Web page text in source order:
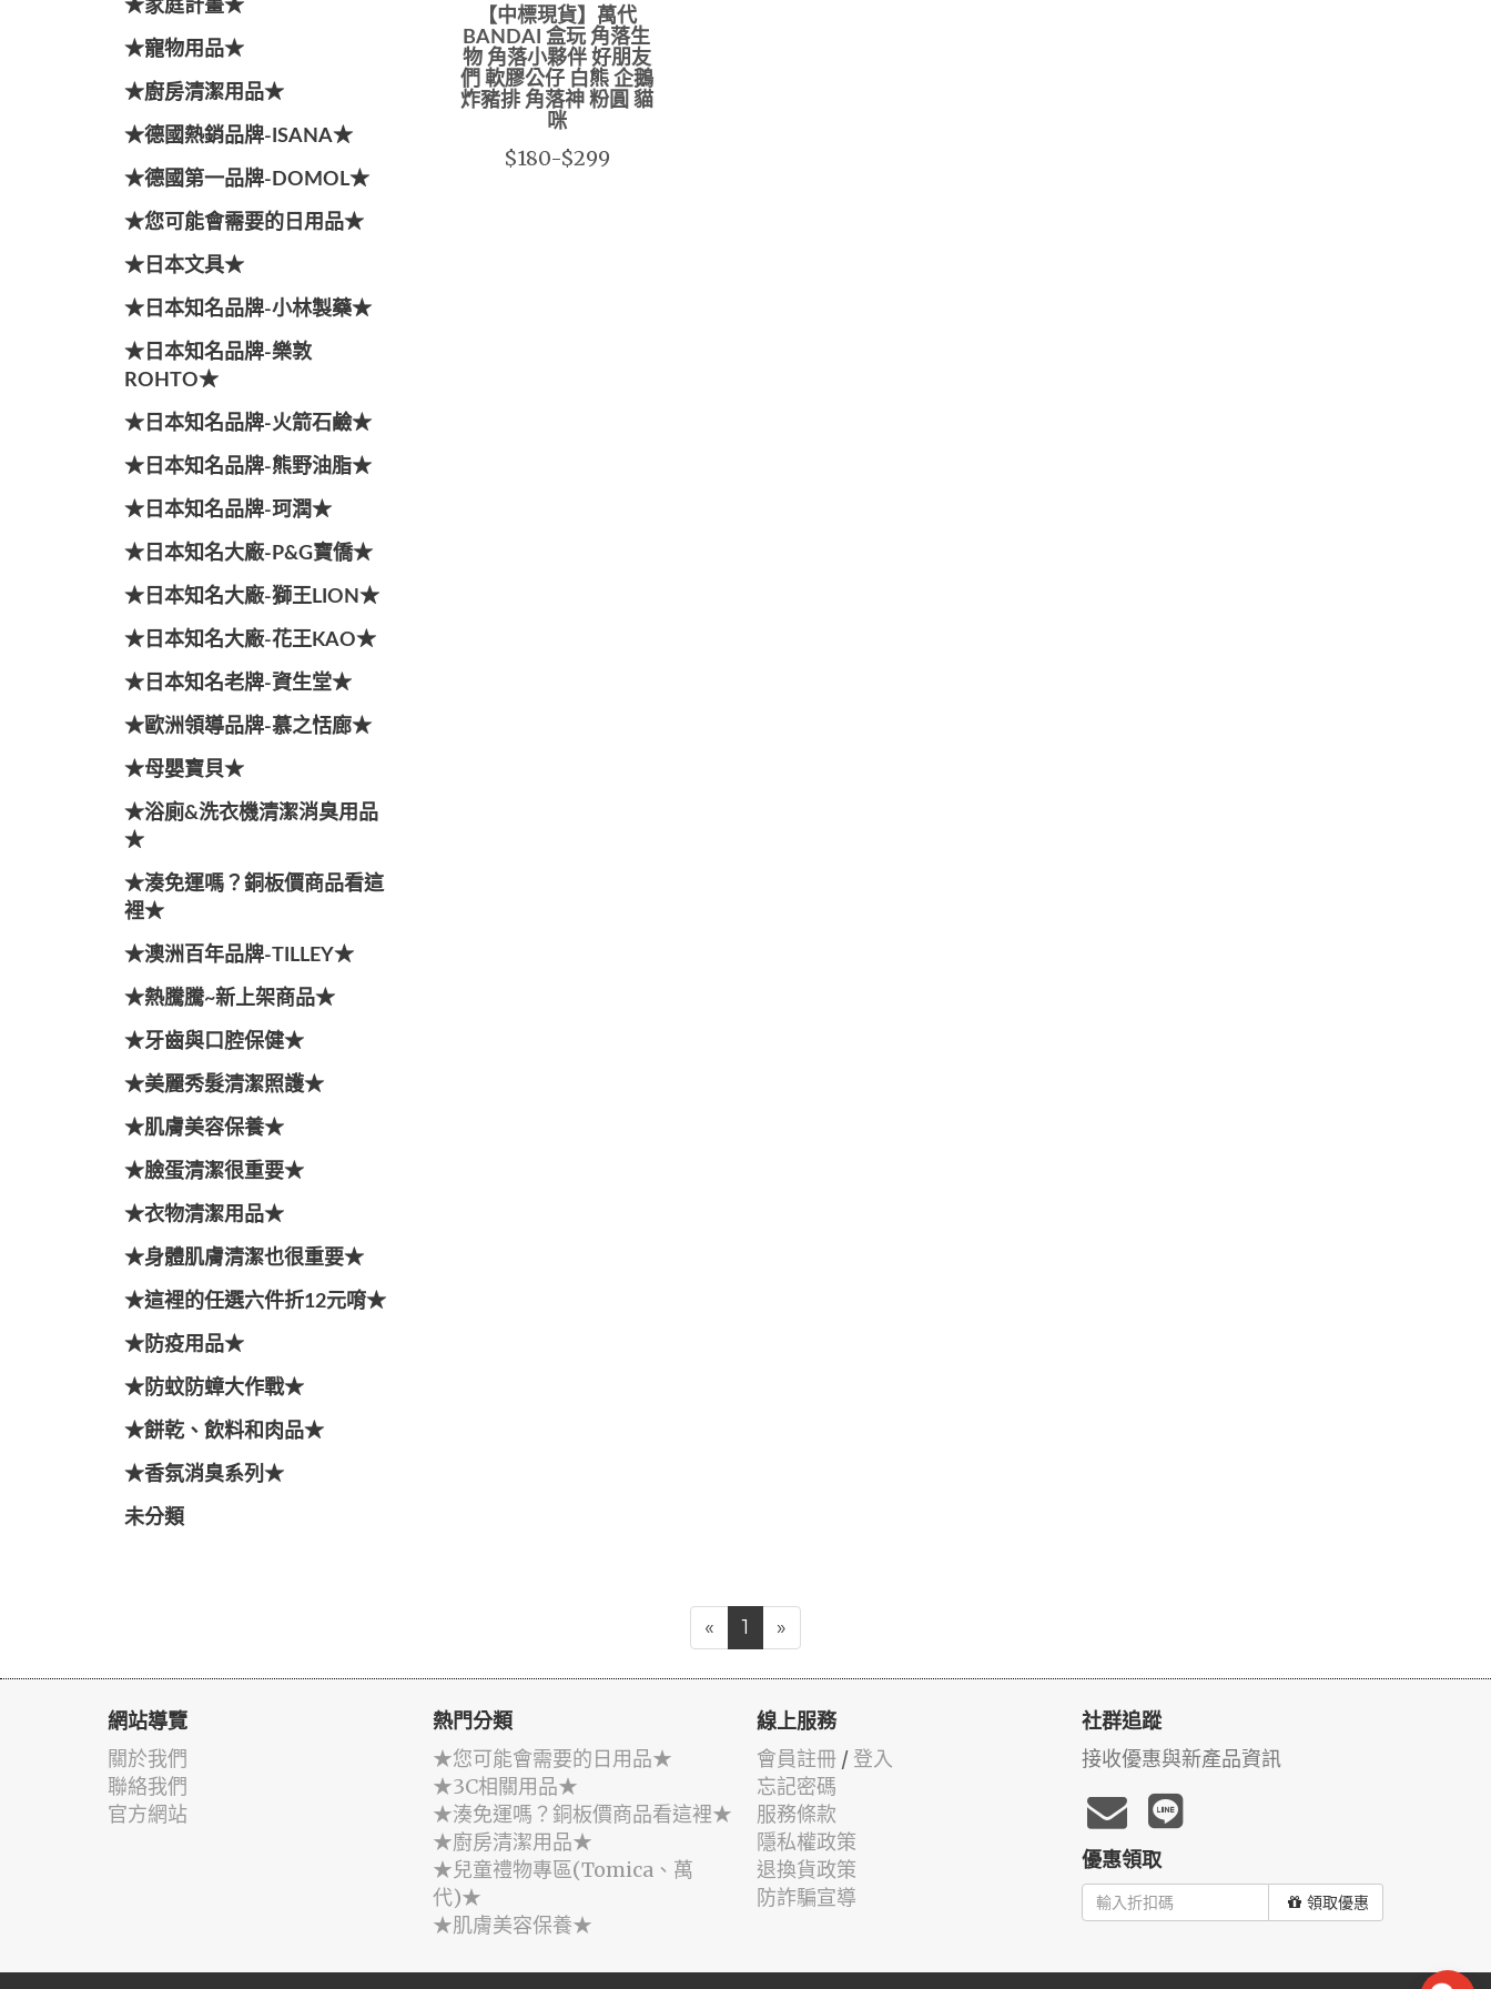
★家庭計畫★
★寵物用品★
★廚房清潔用品★
★德國熱銷品牌-ISANA★
★德國第一品牌-DOMOL★
★您可能會需要的日用品★
★日本文具★
★日本知名品牌-小林製藥★
★日本知名品牌-樂敦
ROHTO★
★日本知名品牌-火箭石鹼★
★日本知名品牌-熊野油脂★
★日本知名品牌-珂潤★
★日本知名大廠-P&G寶僑★
★日本知名大廠-獅王LION★
★日本知名大廠-花王KAO★
★日本知名老牌-資生堂★
★歐洲領導品牌-慕之恬廊★
★母嬰寶貝★
★浴廁&洗衣機清潔消臭用品
★
★湊免運嗎？銅板價商品看這
裡★
★澳洲百年品牌-TILLEY★
★熱騰騰~新上架商品★
★牙齒與口腔保健★
★美麗秀髮清潔照護★
★肌膚美容保養★
★臉蛋清潔很重要★
★衣物清潔用品★
★身體肌膚清潔也很重要★
★這裡的任選六件折12元唷★
★防疫用品★
★防蚊防蟑大作戰★
★餅乾、飲料和肉品★
★香氛消臭系列★
未分類
【中標現貨】萬代
BANDAI 盒玩 角落生
物 角落小夥伴 好朋友
們 軟膠公仔 白熊 企鵝
炸豬排 角落神 粉圓 貓
咪
$180-$299
« 1 »
網站導覽
關於我們
聯絡我們
官方網站
熱門分類
★您可能會需要的日用品★
★3C相關用品★
★湊免運嗎？銅板價商品看這裡★
★廚房清潔用品★
★兒童禮物專區(Tomica、萬
代)★
★肌膚美容保養★
線上服務
會員註冊 / 登入
忘記密碼
服務條款
隱私權政策
退換貨政策
防詐騙宣導
社群追蹤
接收優惠與新產品資訊
優惠領取
領取優惠